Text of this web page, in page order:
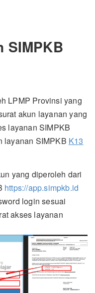
SIMPKB
LPMP Provinsi yang
akun layanan yang
layanan SIMPKB
layanan SIMPKB K13
yang diperoleh dari
https://app.simpkb.id
login sesuai
akses layanan